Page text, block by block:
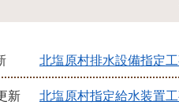
北塩原村排水設備指定
新
北塩原村指定給水装置